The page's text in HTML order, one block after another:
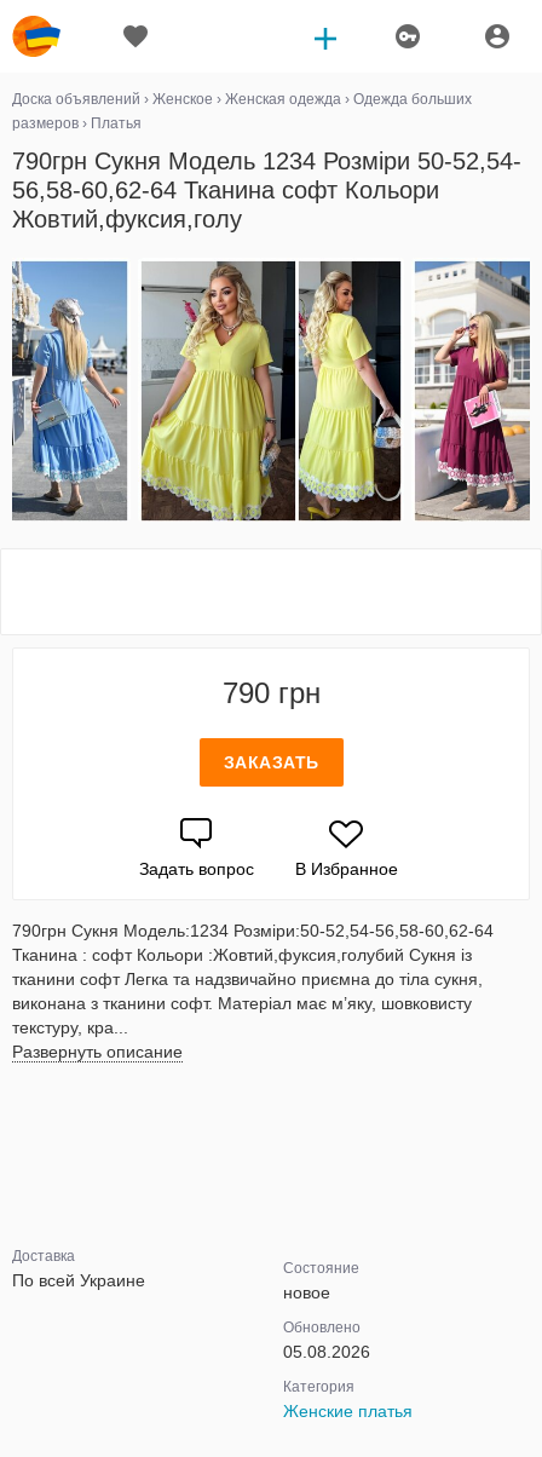
Доска объявлений › Женское › Женская одежда › Одежда больших
размеров › Платья
790грн Сукня Модель 1234 Розміри 50-52,54-
56,58-60,62-64 Тканина софт Кольори
Жовтий,фуксия,голу
790 грн
ЗАКАЗАТЬ
Задать вопрос В Избранное
790грн Сукня Модель:1234 Розміри:50-52,54-56,58-60,62-64
Тканина : софт Кольори :Жовтий,фуксия,голубий Сукня із
тканини софт Легка та надзвичайно приємна до тіла сукня,
виконана з тканини софт. Матеріал має м’яку, шовковисту
текстуру, кра...
Развернуть описание
Доставка
По всей Украине
Состояние
новое
Обновлено
05.08.2026
Категория
Женские платья